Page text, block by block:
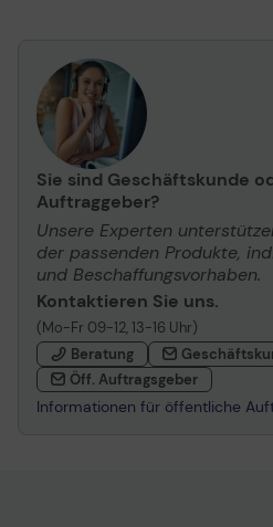
Sie sind Geschäftskunde
Auftraggeber?
Unsere Experten
der passenden Produkte,
und Beschaffungsvorhaben.
Kontaktieren Sie uns.
(Mo-Fr 09-12, 13-16 Uhr)
Beratung
Öff. Auftragsgeber
Informationen für öffentliche